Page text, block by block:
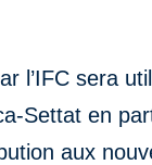
l’IFC sera
Settat en
aux